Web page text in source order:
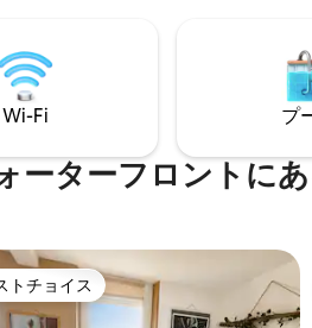
Wi-Fi プ
ーターフロントに
トチョイス
トチョイス